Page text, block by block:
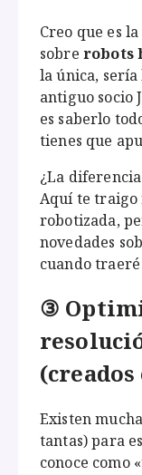
Creo que es
sobre robots
la única, sería
antiguo socio
es saberlo
tienes que
¿La
Aquí te traigo
robotizada,
novedades
cuando
③
Existen
tantas) para
conoce como